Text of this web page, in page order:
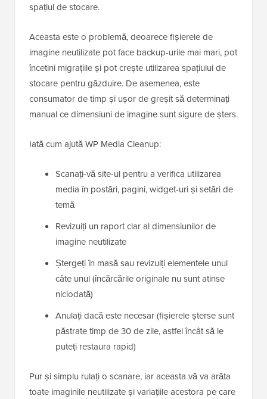
spațiul de stocare.
Aceasta este o problemă, deoarece fișierele de
imagine neutilizate pot face backup-urile mai mari, pot
încetini migrațiile și pot crește utilizarea spațiului de
stocare pentru găzduire. De asemenea, este
consumator de timp și ușor de greșit să determinați
manual ce dimensiuni de imagine sunt sigure de șters.
Iată cum ajută WP Media Cleanup:
Scanați-vă site-ul pentru a verifica utilizarea
media în postări, pagini, widget-uri și setări de
temă
Revizuiți un raport clar al dimensiunilor de
imagine neutilizate
Ștergeți în masă sau revizuiți elementele unul
câte unul (încărcările originale nu sunt atinse
niciodată)
Anulați dacă este necesar (fișierele șterse sunt
păstrate timp de 30 de zile, astfel încât să le
puteți restaura rapid)
Pur și simplu rulați o scanare, iar aceasta vă va arăta
toate imaginile neutilizate și variațiile acestora pe care